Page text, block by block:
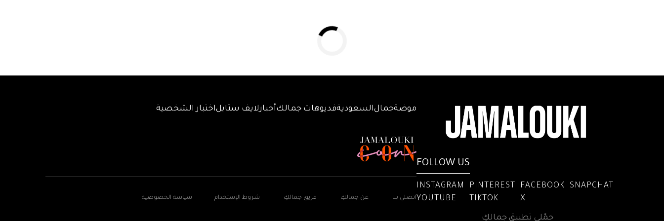
FOLLOW US
INSTAGRAM PINTEREST FACEBOOK
SNAPCHAT
YOUTUBE
TIKTOK X
حمّلي تطبيق جمالكِ
موضةجمالالسعوديةفديوهات جمالكأخبار لايف ستايلاختبار الشخصية
اتصلي بنا عن جمالكِ فريق جمالكِ شروط الإستخدام سياسة الخصوصية